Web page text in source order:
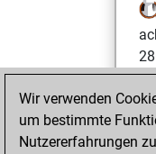
Wir verwenden
um bestimmte
Nutzererfahrungen